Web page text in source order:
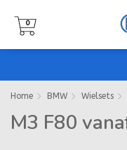
0
0
0
Home BMW Wielsets
M3 F80